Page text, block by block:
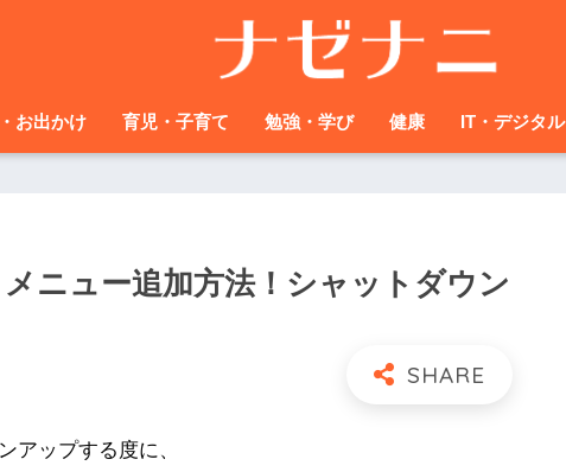
お出かけ 育児・子育て 勉強・学び 健康 IT・デジタル
ニュー追加方法！シャットダウン
アップする度に、